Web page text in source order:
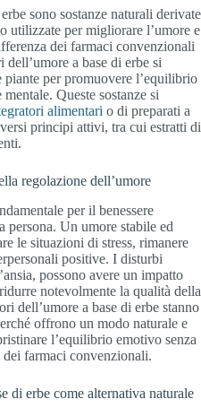
sono sostanze naturali derivate
utilizzate per migliorare l’umore e
dei farmaci convenzionali
a base di erbe si
per promuovere l’equilibrio
Queste sostanze si
alimentari o di preparati a
principi attivi, tra cui estratti di
regolazione dell’umore
per il benessere
persona. Un umore stabile ed
le situazioni di stress, rimanere
positive. I disturbi
possono avere un impatto
notevolmente la qualità della
dell’umore a base di erbe stanno
offrono un modo naturale e
l’equilibrio emotivo senza
farmaci convenzionali.
di erbe come alternativa naturale